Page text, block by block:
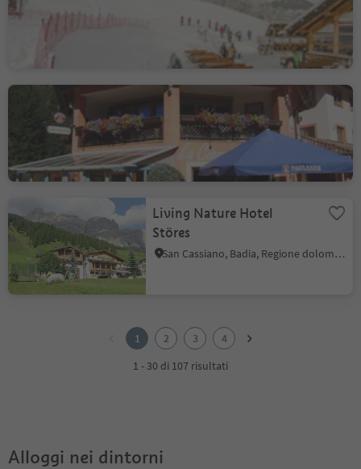
Badia, Regione dolomitica Alta Badia
Bar La Ciasota
La Val, Regione dolomitica Alta Badia
Living Nature Hotel
Störes
San Cassiano, Badia, Regione dolomitica Alta Badia
1 2 3
4
1 - 30 di 107 risultati
Alloggi nei dintorni